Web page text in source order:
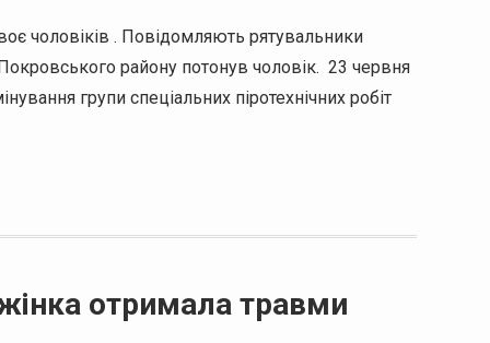
чоловіків . Повідомляють рятувальники
району потонув чоловік. 23 червня
групи спеціальних піротехнічних робіт
отримала травми